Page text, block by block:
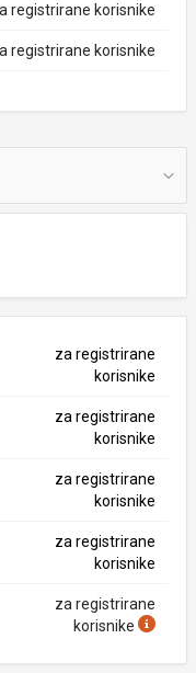
registrirane korisnike
registrirane korisnike
za registrirane
korisnike
za registrirane
korisnike
za registrirane
korisnike
za registrirane
korisnike
za registrirane
korisnike